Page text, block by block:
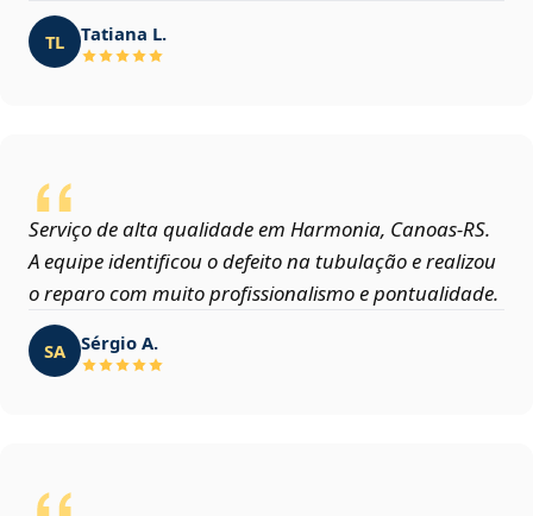
TL Tatiana L.
Serviço de alta qualidade em Harmonia, Canoas‑RS.
A equipe identificou o defeito na tubulação e realizou
o reparo com muito profissionalismo e pontualidade.
SA Sérgio A.